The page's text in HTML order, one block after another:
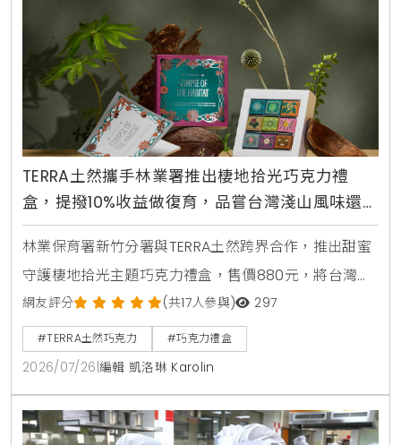
TERRA土然攜手林業署推出棲地拾光巧克力禮
盒，提撥10%收益做復育，品嘗台灣淺山風味還
可以挺公益
林業保育署新竹分署與TERRA土然跨界合作，推出甜蜜
守護棲地拾光主題巧克力禮盒，售價880元，將台灣淺
山受脅植物的生存狀態轉化為3款獨特風味，並提撥10%
收益支持苗栗新埔國小植物復育，結合復古插畫包裝與
植物手冊，打造兼具生活品味與生態保育的感官體驗。
網友評分 (共17人參與) 297
#TERRA土然巧克力 #巧克力禮盒
2026/07/26 編輯 凱洛琳 Karolin